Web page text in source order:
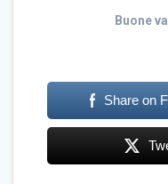
Buone
Share on